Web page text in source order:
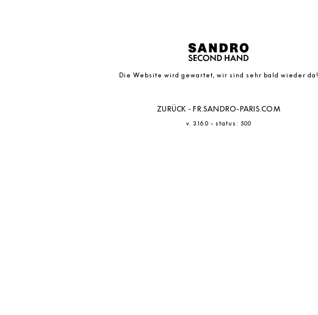
Die Website wird gewartet, wir sind sehr bald wieder da!
ZURÜCK - FR.SANDRO-PARIS.COM
v. 3.16.0 - status: 500